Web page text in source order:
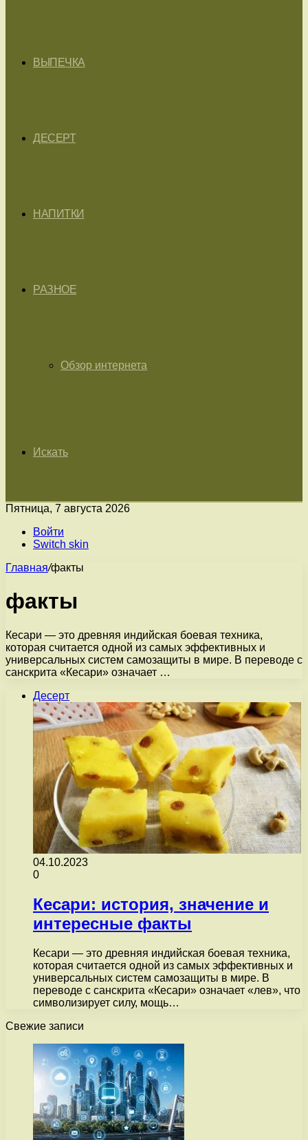
ВЫПЕЧКА
ДЕСЕРТ
НАПИТКИ
РАЗНОЕ
Обзор интернета
Искать
Пятница, 7 августа 2026
Войти
Switch skin
Главная/факты
факты
Кесари — это древняя индийская боевая техника,
которая считается одной из самых эффективных и
универсальных систем самозащиты в мире. В переводе с
санскрита «Кесари» означает …
Десерт
04.10.2023
0
Кесари: история, значение и
интересные факты
Кесари — это древняя индийская боевая техника,
которая считается одной из самых эффективных и
универсальных систем самозащиты в мире. В
переводе с санскрита «Кесари» означает «лев», что
символизирует силу, мощь…
Свежие записи